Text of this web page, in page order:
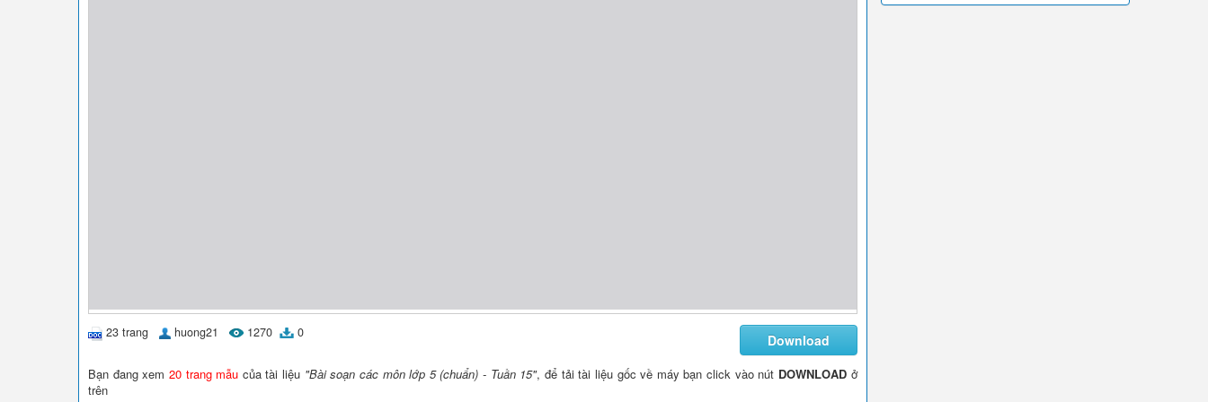
23 trang huong21 1270 0 Download
Bạn đang xem 20 trang mẫu của tài liệu "Bài soạn các môn lớp 5 (chuẩn) - Tuần 15", để tải tài liệu gốc về máy bạn click vào nút DOWNLOADở
trên